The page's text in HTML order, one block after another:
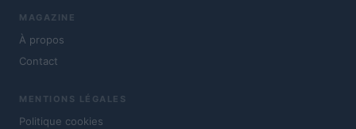
MAGAZINE
À propos
Contact
MENTIONS LÉGALES
Politique cookies